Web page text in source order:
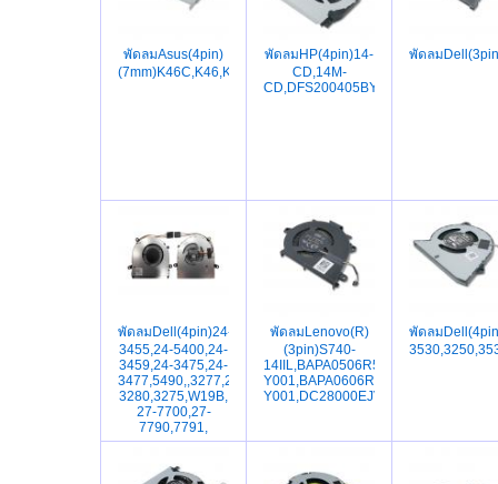
พัดลมAsus(4pin)
พัดลมHP(4pin)14-
CD,14M-
พัดลม
พัดลมDell(4pin)24-
3455,24-5400,24-
3459,24-3475,24-
3477,5490,,3277,22-
3280,3275,W19B,
27-7700,27-
7790,7791,
พัดลมLenovo(R)
(3pin)S740-
14IIL,BAPA0506R5H-
Y001,BAPA0606R5H-
Y001,DC28000EJV0,DC28000EJV1
พัดลม